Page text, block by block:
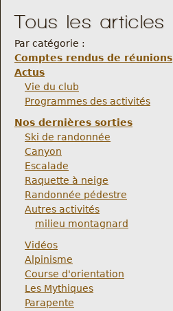
Tous les articles
Par catégorie :
Comptes rendus de réunions
Actus
Vie du club
Programmes des activités
Nos dernières sorties
Ski de randonnée
Canyon
Escalade
Raquette à neige
Randonnée pédestre
Autres activités
milieu montagnard
Vidéos
Alpinisme
Course d'orientation
Les Mythiques
Parapente